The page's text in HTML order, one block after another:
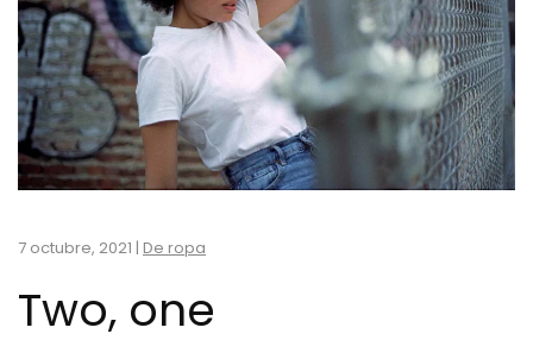
7 octubre, 2021 | De ropa
Two, one